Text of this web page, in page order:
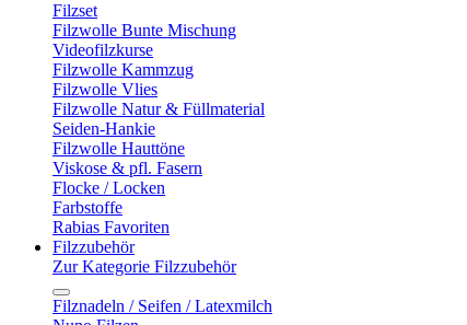
Filzset
Filzwolle Bunte Mischung
Videofilzkurse
Filzwolle Kammzug
Filzwolle Vlies
Filzwolle Natur & Füllmaterial
Seiden-Hankie
Filzwolle Hauttöne
Viskose & pfl. Fasern
Flocke / Locken
Farbstoffe
Rabias Favoriten
Filzzubehör
Zur Kategorie Filzzubehör
Filznadeln / Seifen / Latexmilch